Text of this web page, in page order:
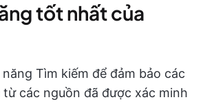
tốt nhất của
Tìm kiếm để đảm bảo các
từ các nguồn đã được xác minh